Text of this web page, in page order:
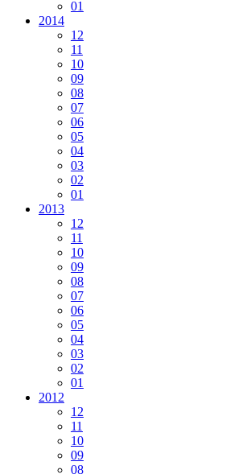
01
2014
12
11
10
09
08
07
06
05
04
03
02
01
2013
12
11
10
09
08
07
06
05
04
03
02
01
2012
12
11
10
09
08